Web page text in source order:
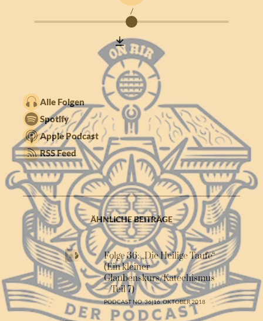
/
Alle Folgen
Spotify
Apple Podcast
RSS Feed
ÄHNLICHE BEITRÄGE
Folge 36: „Die Heilige Taufe“
(Ein kleiner
Glaubenskurs/Katechismus
– Teil 7)
PODCAST NO. 36|16. OKTOBER 2018